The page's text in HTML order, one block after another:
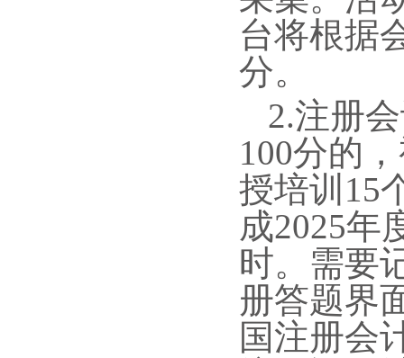
台将根据
分。
2.注册
100分的
授培训15
成2025年
时。需要
册答题界
国注册会